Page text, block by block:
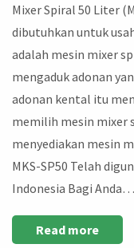
Mixer Spiral 50 Liter
dibutuhkan untuk
adalah mesin mixer
mengaduk adonan
adonan kental itu
memilih mesin mixer
menyediakan mesin
MKS-SP50 Telah
Indonesia Bagi Anda…
Read more